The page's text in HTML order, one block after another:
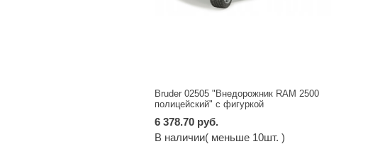
Bruder 02505 "Внедорожник RAM 2500
полицейский" с фигуркой
6 378.70 руб.
В наличии( меньше 10шт. )